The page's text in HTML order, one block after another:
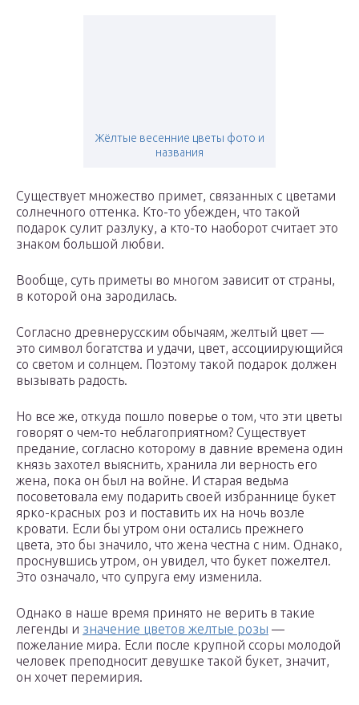
Жёлтые весенние цветы фото и
названия
Существует множество примет, связанных с цветами
солнечного оттенка. Кто-то убежден, что такой
подарок сулит разлуку, а кто-то наоборот считает это
знаком большой любви.
Вообще, суть приметы во многом зависит от страны,
в которой она зародилась.
Согласно древнерусским обычаям, желтый цвет —
это символ богатства и удачи, цвет, ассоциирующийся
со светом и солнцем. Поэтому такой подарок должен
вызывать радость.
Но все же, откуда пошло поверье о том, что эти цветы
говорят о чем-то неблагоприятном? Существует
предание, согласно которому в давние времена один
князь захотел выяснить, хранила ли верность его
жена, пока он был на войне. И старая ведьма
посоветовала ему подарить своей избраннице букет
ярко-красных роз и поставить их на ночь возле
кровати. Если бы утром они остались прежнего
цвета, это бы значило, что жена честна с ним. Однако,
проснувшись утром, он увидел, что букет пожелтел.
Это означало, что супруга ему изменила.
Однако в наше время принято не верить в такие
легенды и значение цветов желтые розы —
пожелание мира. Если после крупной ссоры молодой
человек преподносит девушке такой букет, значит,
он хочет перемирия.